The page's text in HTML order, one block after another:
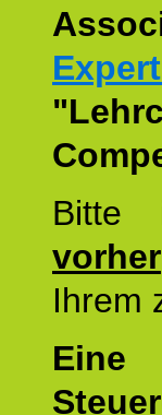
Bitte
vorher
Ihrem